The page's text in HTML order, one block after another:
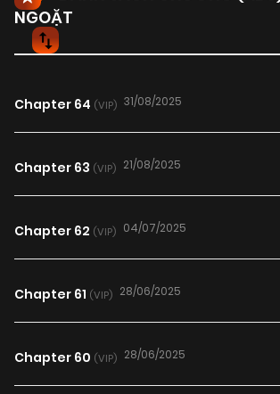
NGOẶT
Chapter 64 (VIP) 31/08/2025
Chapter 63 (VIP) 21/08/2025
Chapter 62 (VIP) 04/07/2025
Chapter 61 (VIP) 28/06/2025
Chapter 60 (VIP) 28/06/2025